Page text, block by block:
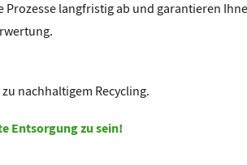
langfristig ab und garantieren
nachhaltigem Recycling.
Entsorgung zu sein!